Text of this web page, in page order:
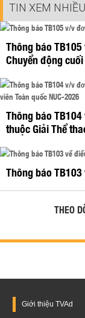
TIN XEM NHIỀU
Thông báo
Chuyển động
Thông báo
thuộc Giải Thể
Thông báo
THEO
Giới thiệu TVAd